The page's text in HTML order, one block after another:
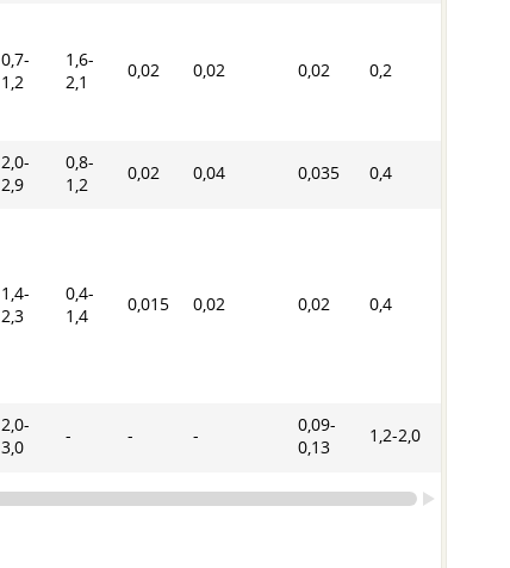
0,7-
1,2
1,6-
2,1
0,02 0,02 0,02 0,2
2,0-
2,9
0,8-
1,2
0,02 0,04 0,035 0,4
1,4-
2,3
0,4-
1,4
0,015 0,02 0,02 0,4
2,0-
3,0
- - -
0,09-
0,13
1,2-2,0